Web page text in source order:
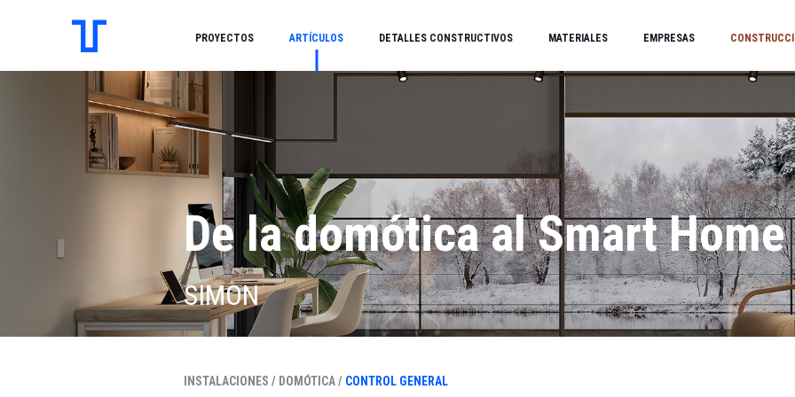
PROYECTOS ARTÍCULOS DETALLES CONSTRUCTIVOS MATERIALES EMPRESAS
De la domótica al Smart Home
SIMON
INSTALACIONES / DOMÓTICA / CONTROL GENERAL